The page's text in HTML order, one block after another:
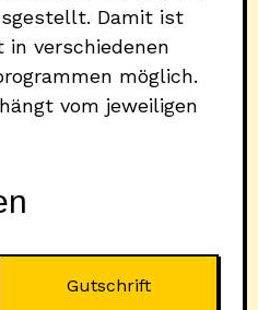
Damit ist
verschiedenen
möglich.
vom jeweiligen
Gutschrift